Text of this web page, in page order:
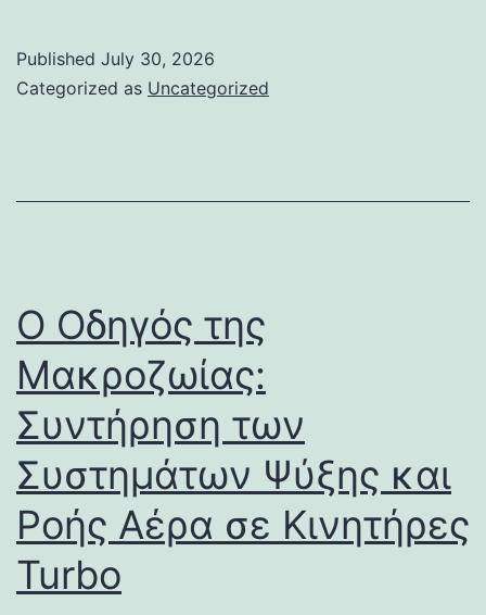
Published July 30, 2026
Categorized as Uncategorized
Ο Οδηγός της
Μακροζωίας:
Συντήρηση των
Συστημάτων Ψύξης και
Ροής Αέρα σε Κινητήρες
Turbo